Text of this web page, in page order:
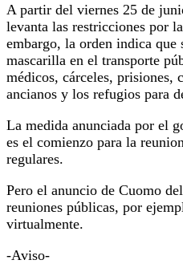
A partir del viernes 25 de
levanta las restricciones por
embargo, la orden indica que
mascarilla en el transporte
médicos, cárceles, prisiones,
ancianos y los refugios para
La medida anunciada por el
es el comienzo para la
regulares.
Pero el anuncio de Cuomo
reuniones públicas, por
virtualmente.
-Aviso-